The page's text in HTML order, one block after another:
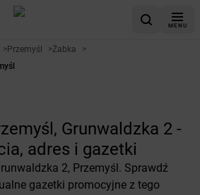
MENU
>Przemyśl >Żabka
>
Grunwaldzka 2 -
adres i gazetki
2, Przemyśl. Sprawdź
gazetki promocyjne z tego